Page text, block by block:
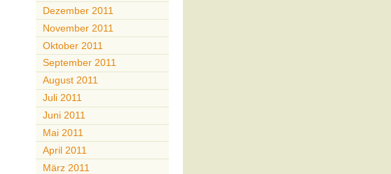
Dezember 2011
November 2011
Oktober 2011
September 2011
August 2011
Juli 2011
Juni 2011
Mai 2011
April 2011
März 2011